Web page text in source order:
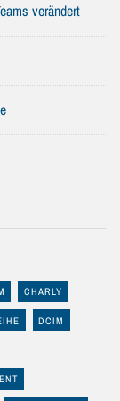
verändert
CHARLY
DCIM